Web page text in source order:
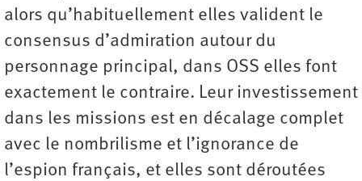
alors qu’habituellement elles valident le
consensus d’admiration autour du
personnage principal, dans OSS elles font
exactement le contraire. Leur investissement
dans les missions est en décalage complet
avec le nombrilisme et l’ignorance de
l’espion français, et elles sont déroutées